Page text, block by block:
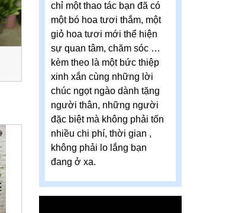
chỉ một thao tác bạn đã có
một bó hoa tươi thắm, một
giỏ hoa tươi mới thể hiện
sự quan tâm, chăm sóc …
kèm theo là một bức thiệp
xinh xắn cùng những lời
chúc ngọt ngào dành tặng
người thân, những người
đặc biệt mà không phải tốn
nhiều chi phí, thời gian ,
không phải lo lắng bạn
đang ở xa.